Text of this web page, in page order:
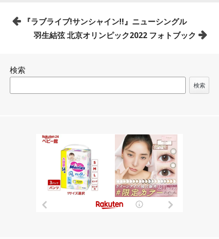
投
ゲ
『ラブライブ!サンシャイン!!』ニューシングル
羽生結弦 北京オリンピック2022 フォトブック
検索
検索